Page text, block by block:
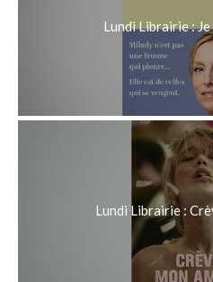
Lundi Librairie :
Lundi Librairie :